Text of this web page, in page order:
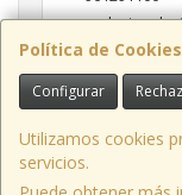
Política de
Configurar
Utilizamos cookies
servicios.
Horario
10 -14 17 - 20